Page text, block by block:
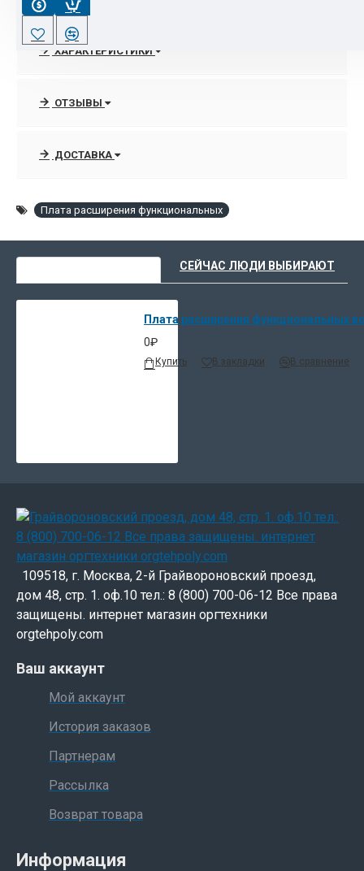
карту для RICOH Aficio 2016/2020/2020D/2015/18/18D
ХАРАКТЕРИСТИКИ
ОТЗЫВЫ
ДОСТАВКА
Плата расширения функциональных
СЕЙЧАС ЛЮДИ ВЫБИРАЮТ
Плата расширения функциональных
0₽
Купить В закладки В сравнение
109518, г. Москва, 2-й Грайвороновский проезд,
дом 48, стр. 1. оф.10 тел.: 8 (800) 700-06-12 Все права
защищены. интернет магазин оргтехники
orgtehpoly.com
Ваш аккаунт
Мой аккаунт
История заказов
Партнерам
Рассылка
Возврат товара
Информация